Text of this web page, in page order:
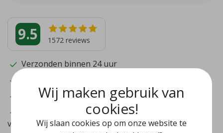
9.5 1572 reviews
Verzonden binnen 24 uur
Directe import
Heeft u nog vragen?Bekijk onze meestgestelde
vragen
Wij maken gebruik van
cookies!
Wij slaan cookies op om onze website te